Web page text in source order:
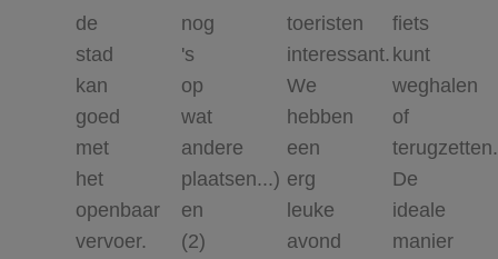
de
stad
kan
goed
met
het
openbaar
vervoer.
nog
's
op
wat
andere
plaatsen...)
en
(2)
toeristen
interessant.
We
hebben
een
erg
leuke
avond
fiets
kunt
weghalen
of
terugzetten.
De
ideale
manier